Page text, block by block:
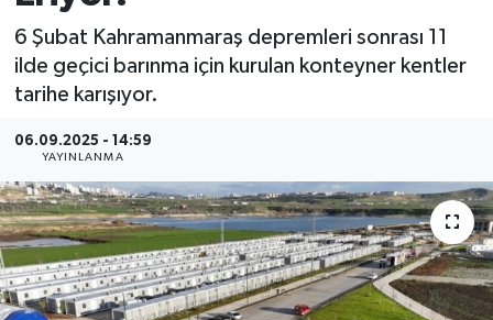
6 Şubat Kahramanmaraş depremleri sonrası 11
ilde geçici barınma için kurulan konteyner kentler
tarihe karışıyor.
06.09.2025 - 14:59
YAYINLANMA
YAŞAM
TEKNOLOJİ
SAĞLIK
EĞİTİM
İLÇE HABERLERİ
Süper Lig Puan Durumu ve Fikstür
Tüm Manşetler
Son Dakika Haberleri
Haber Arşivi